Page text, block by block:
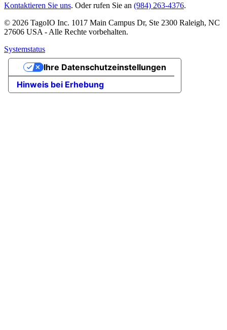
Kontaktieren Sie uns. Oder rufen Sie an (984) 263-4376.
© 2026 TagoIO Inc. 1017 Main Campus Dr, Ste 2300 Raleigh, NC
27606 USA - Alle Rechte vorbehalten.
Systemstatus
Hinweis bei Erhebung
Ihre Datenschutzeinstellungen